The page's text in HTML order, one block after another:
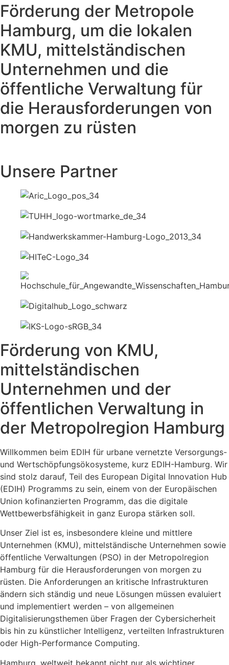
Förderung der Metropole
Hamburg, um die lokalen
KMU, mittelständischen
Unternehmen und die
öffentliche Verwaltung für
die Herausforderungen von
morgen zu rüsten
Unsere Partner
Förderung von KMU,
mittelständischen
Unternehmen und der
öffentlichen Verwaltung in
der Metropolregion Hamburg
Willkommen beim EDIH für urbane vernetzte Versorgungs-
und Wertschöpfungsökosysteme, kurz EDIH-Hamburg. Wir
sind stolz darauf, Teil des European Digital Innovation Hub
(EDIH) Programms zu sein, einem von der Europäischen
Union kofinanzierten Programm, das die digitale
Wettbewerbsfähigkeit in ganz Europa stärken soll.
Unser Ziel ist es, insbesondere kleine und mittlere
Unternehmen (KMU), mittelständische Unternehmen sowie
öffentliche Verwaltungen (PSO) in der Metropolregion
Hamburg für die Herausforderungen von morgen zu
rüsten. Die Anforderungen an kritische Infrastrukturen
ändern sich ständig und neue Lösungen müssen evaluiert
und implementiert werden – von allgemeinen
Digitalisierungsthemen über Fragen der Cybersicherheit
bis hin zu künstlicher Intelligenz, verteilten Infrastrukturen
oder High-Performance Computing.
Hamburg, weltweit bekannt nicht nur als wichtiger